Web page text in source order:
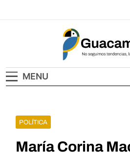
MENU
POLÍTICA
María Corina